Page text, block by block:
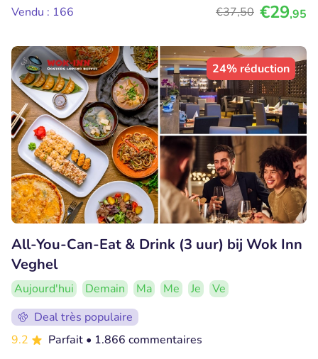
Vendu : 166
€37,50 €29,95
24% réduction
All-You-Can-Eat & Drink (3 uur) bij Wok Inn
Veghel
Aujourd'hui Demain Ma Me Je
Ve
Deal très populaire
9.2
Parfait • 1.866 commentaires